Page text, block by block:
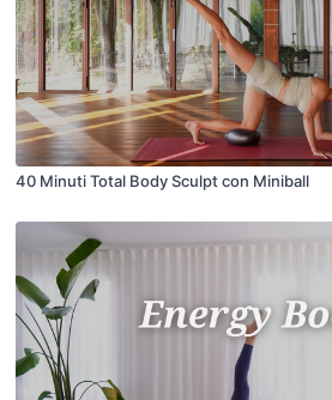
40 Minuti Total Body Sculpt con Miniball